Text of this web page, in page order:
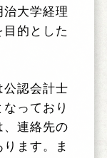
大学経理
的とした
公認会計士
っており
、連絡先の
ます。ま